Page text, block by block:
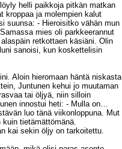
helli paikkoja pitkän matkan
kroppaa ja molempien kalut
suunsa: - Hieroisitko vähän mun
mies oli parkkeerannut
retkottaen käsiäni. Olin
sanoisi, kun koskettelisin
Aloin hieromaan häntä niskasta
Juntunen kehui jo muutaman
tai öljyä, niin silloin
innostui heti: - Mulla on…
luo tänä viikonloppuna. Mut
tietämättömänä.
kai sekin öljy on tarkoitettu.